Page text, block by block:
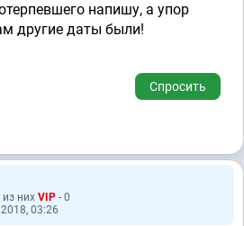
напишу, а упор
другие даты были!
Спросить
из них VIP - 0
03:26